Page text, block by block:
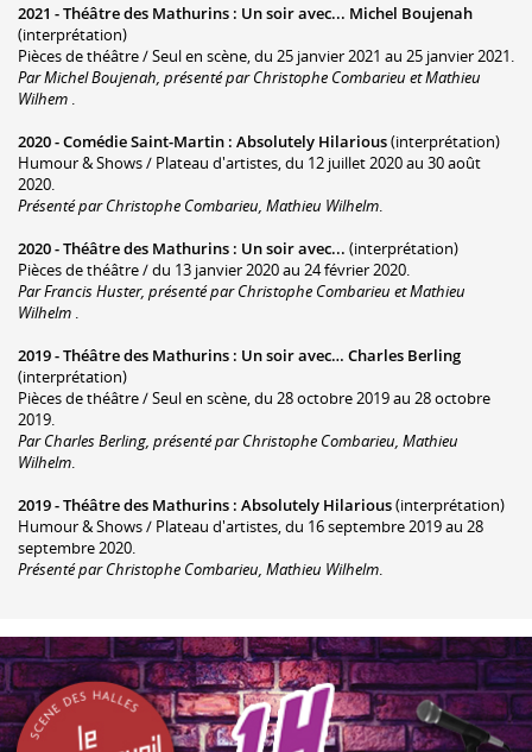
2021 -Théâtre des Mathurins : Un soir avec... Michel Boujenah
(interprétation)
Pièces de théâtre / Seul en scène, du 25 janvier 2021 au 25 janvier 2021.
Par Michel Boujenah, présenté par Christophe Combarieu et Mathieu
Wilhem
2020 -Comédie Saint-Martin : Absolutely Hilarious(interprétation)
Humour & Shows / Plateau d'artistes, du 12 juillet 2020 au 30 août
2020.
Présenté par Christophe Combarieu, Mathieu Wilhelm
2020 -Théâtre des Mathurins : Un soir avec... (interprétation)
Pièces de théâtre / du 13 janvier 2020 au 24 février 2020.
Par Francis Huster, présenté par Christophe Combarieu et Mathieu
Wilhelm
2019 -Théâtre des Mathurins : Un soir avec… Charles Berling
(interprétation)
Pièces de théâtre / Seul en scène, du 28 octobre 2019 au 28 octobre
2019.
Par Charles Berling, présenté par Christophe Combarieu, Mathieu
Wilhelm
2019 -Théâtre des Mathurins : Absolutely Hilarious(interprétation)
Humour & Shows / Plateau d'artistes, du 16 septembre 2019 au 28
septembre 2020.
Présenté par Christophe Combarieu, Mathieu Wilhelm